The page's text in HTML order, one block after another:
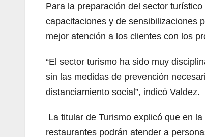
Para la preparación del sector
capacitaciones y de sensibilizaciones
mejor atención a los clientes con los
“El sector turismo ha sido muy
sin las medidas de prevención
distanciamiento social”, indicó Valdez.
La titular de Turismo explicó que en
restaurantes podrán atender a